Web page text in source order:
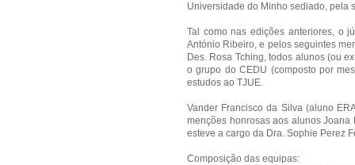
Universidade do Minho sediado, pela
Tal como nas edições anteriores, o
António Ribeiro, e pelos seguintes
Des. Rosa Tching, todos alunos (ou
o grupo do CEDU (composto por
estudos ao TJUE.
Vander Francisco da Silva (aluno
menções honrosas aos alunos
esteve a cargo da Dra. Sophie Perez
Composição das equipas: